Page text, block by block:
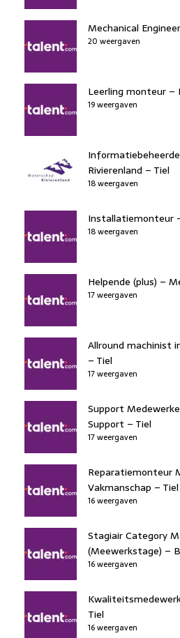
Mechanical
20 weergaven
Leerling monteur –
19 weergaven
Rivierenland – Tiel
18 weergaven
Installatiemonteur
18 weergaven
Helpende (plus) –
17 weergaven
Allround machinist
– Tiel
17 weergaven
Support
Support – Tiel
17 weergaven
Reparatiemonteur
Vakmanschap – Tiel
16 weergaven
Stagiair Category
(Meewerkstage) –
16 weergaven
Tiel
16 weergaven